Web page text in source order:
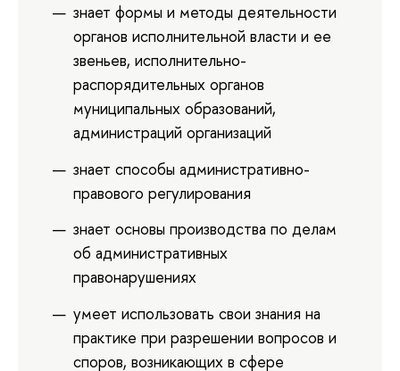
знает формы и методы деятельности
органов исполнительной власти и ее
звеньев, исполнительно-
распорядительных органов
муниципальных образований,
администраций организаций
знает способы административно-
правового регулирования
знает основы производства по делам
об административных
правонарушениях
умеет использовать свои знания на
практике при разрешении вопросов и
споров, возникающих в сфере